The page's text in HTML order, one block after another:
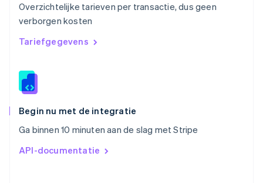
Overzichtelijke tarieven per transactie, dus geen
verborgen kosten
Tariefgegevens
Begin nu met de integratie
Ga binnen 10 minuten aan de slag met Stripe
API-documentatie
EnglishItaliano
Slowakije
English
Spanje
Thailand
Tsjechië
English
简体中文English
English